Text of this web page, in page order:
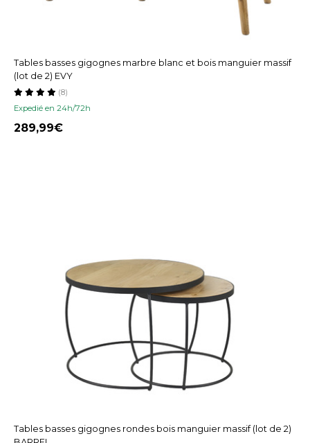
Tables basses gigognes marbre blanc et bois manguier massif
(lot de 2) EVY
Expedié en 24h/72h
(8)
289,99
Tables basses gigognes rondes bois manguier massif (lot de 2)